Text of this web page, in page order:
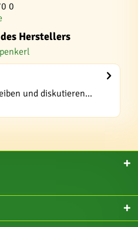
0
Herstellers
und diskutieren...